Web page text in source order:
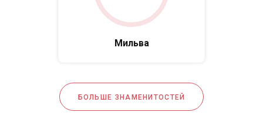
Мильва
БОЛЬШЕ ЗНАМЕНИТОСТЕЙ